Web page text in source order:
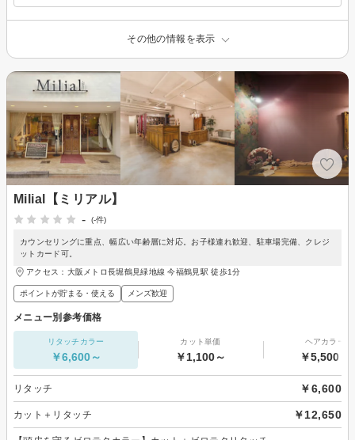
その他の情報を表示
Milial【ミリアル】
-
(-件)
カウンセリングに重点、幅広い年齢層に対応。お子様連れ歓迎、駐車場完備、クレジ
ットカード可。
アクセス：大阪メトロ長堀鶴見緑地線 今福鶴見駅 徒歩1分
ポイントが貯まる・使える メンズ歓迎
メニュー別参考価格
リタッチカラー
￥6,600～
カット単価
￥1,100～
ヘアカラー
￥5,500～
リタッチ ￥6,600
カット＋リタッチ ￥12,650